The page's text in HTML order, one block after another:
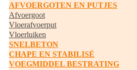
AFVOERGOTEN EN PUTJES
Afvoergoot
Vloerafvoerput
Vloerluiken
SNELBETON
CHAPE EN STABILISÉ
VOEGMIDDEL BESTRATING